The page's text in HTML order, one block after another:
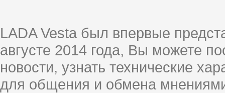
LADA Vesta был впервые
августе 2014 года, Вы можете
новости, узнать технические
для общения и обмена